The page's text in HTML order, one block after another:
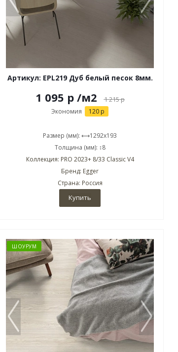
Артикул: EPL219 Дуб белый песок 8мм.
1 095 р /м2 1 215р
Экономия 120 р
Размер (мм): ⟷1292x193
Толщина (мм): ↕8
Коллекция: PRO 2023+ 8/33 Classic V4
Бренд: Egger
Страна: Россия
Купить
ШОУРУМ